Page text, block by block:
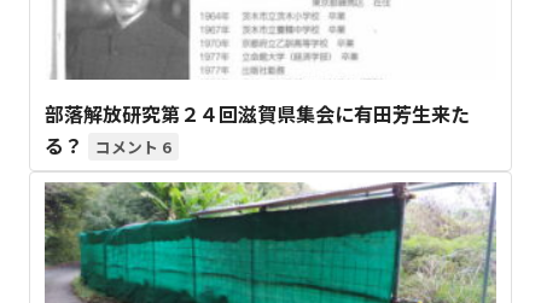
部落解放研究第２４回滋賀県集会に有田芳生来た
る？
6